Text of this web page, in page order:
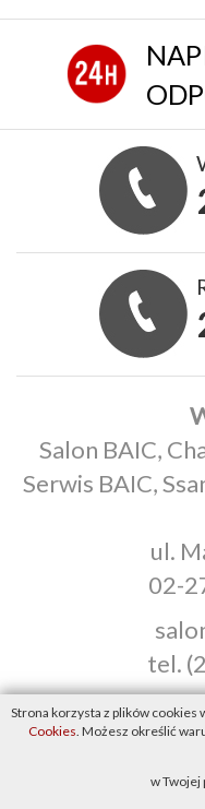
Salon BAIC,
Serwis BAIC,
ul.
02-
tel.
tel.
Klientów
Strona korzysta z plików cookies
Cookies. Możesz określić
w Twojej